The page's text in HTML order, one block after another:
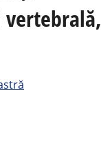
vertebrală,